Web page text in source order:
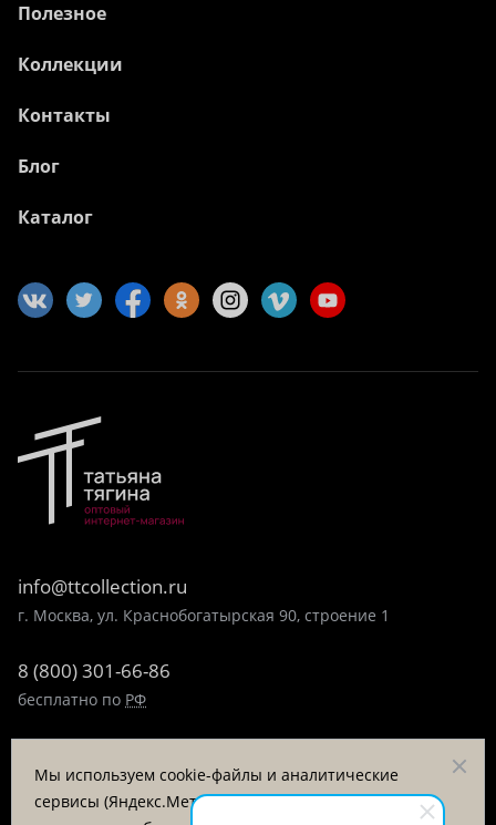
Полезное
Коллекции
Контакты
Блог
Каталог
info@ttcollection.ru
г. Москва, ул. Краснобогатырская 90, строение 1
8 (800) 301-66-86
бесплатно по РФ
пн-пт 9:00-17:00
Мы используем cookie-файлы и аналитические
сервисы (Яндекс.Метрика, VK Retargeting) для